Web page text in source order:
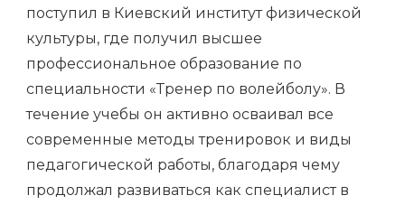
поступил в Киевский институт физической
культуры, где получил высшее
профессиональное образование по
специальности «Тренер по волейболу». В
течение учебы он активно осваивал все
современные методы тренировок и виды
педагогической работы, благодаря чему
продолжал развиваться как специалист в